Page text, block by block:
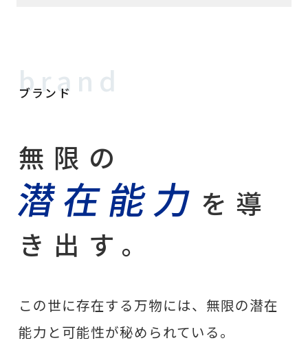
brand
ブランド
無限の
潜在能力を導
き出す。
この世に存在する万物には、 無限の潜在
能力と可能性が秘められている。